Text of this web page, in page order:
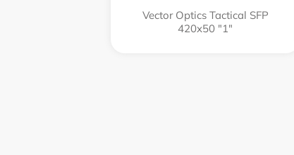
Vector Optics Tactical SFP
420x50 "1"